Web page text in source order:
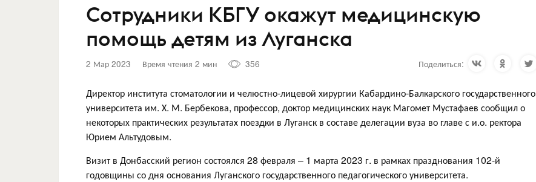
Сотрудники КБГУ окажут медицинскую
помощь детям из Луганска
2 Мар 2023 Время чтения 2 мин 356 Поделиться:
Директор института стоматологии и челюстно-лицевой хирургии Кабардино-Балкарского государственного
университета им. Х. М. Бербекова, профессор, доктор медицинских наук Магомет Мустафаев сообщил о
некоторых практических результатах поездки в Луганск в составе делегации вуза во главе с и.о. ректора
Юрием Альтудовым.
Визит в Донбасский регион состоялся 28 февраля – 1 марта 2023 г. в рамках празднования 102-й
годовщины со дня основания Луганского государственного педагогического университета.